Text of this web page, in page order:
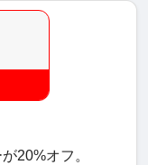
20%オフ。